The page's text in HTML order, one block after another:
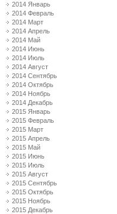
2014 Январь
2014 Февраль
2014 Март
2014 Апрель
2014 Май
2014 Июнь
2014 Июль
2014 Август
2014 Сентябрь
2014 Октябрь
2014 Ноябрь
2014 Декабрь
2015 Январь
2015 Февраль
2015 Март
2015 Апрель
2015 Май
2015 Июнь
2015 Июль
2015 Август
2015 Сентябрь
2015 Октябрь
2015 Ноябрь
2015 Декабрь